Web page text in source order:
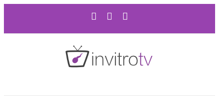
contenido
Facebook
Twitter